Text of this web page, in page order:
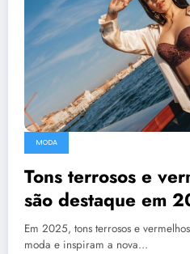
MODA
Tons terrosos e
são destaque em
traduz tendência
Em 2025, tons terrosos e
moda e inspiram a nova…